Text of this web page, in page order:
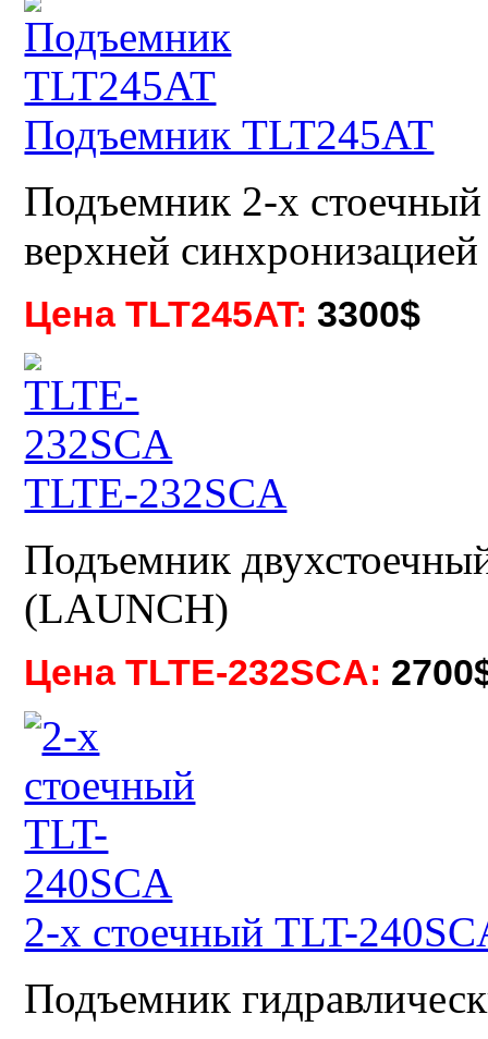
Подъемник TLT245AT
Подъемник 2-х стоечный
верхней синхронизацией
Цена TLT245AT:3300$
TLTE-232SCA
Подъемник
(LAUNCH)
Цена TLTE-232SCA:
2-х стоечный TLT-
Подъемник